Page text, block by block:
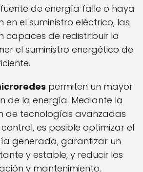
de energía falle o haya
en el suministro eléctrico, las
capaces de redistribuir la
el suministro energético de
permiten un mayor
de la energía. Mediante la
de tecnologías avanzadas
es posible optimizar el
generada, garantizar un
y estable, y reducir los
y mantenimiento.